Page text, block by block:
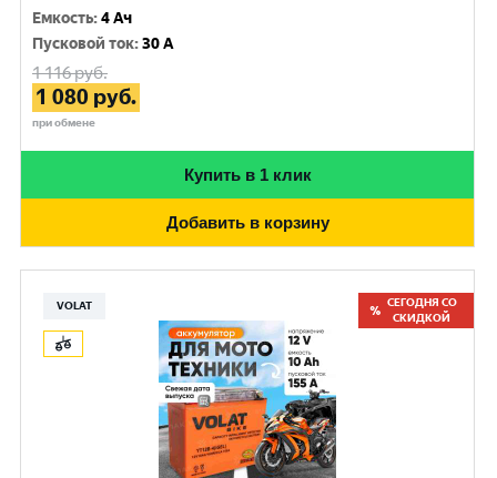
Емкость:4 Ач
Пусковой ток:30 A
1 116руб.
1 080 руб.
при обмене
Купить в 1 клик
Добавить в корзину
VOLAT
СЕГОДНЯ СО
СКИДКОЙ